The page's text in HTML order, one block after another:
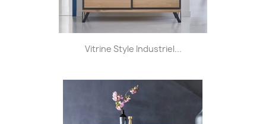
Vitrine Style Industriel...